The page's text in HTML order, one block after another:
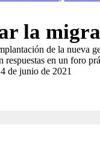
la
de la nueva
respuestas en un foro
4 de junio de 2021